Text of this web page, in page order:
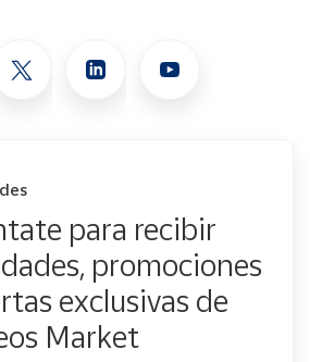
para recibir
promociones
exclusivas de
Market